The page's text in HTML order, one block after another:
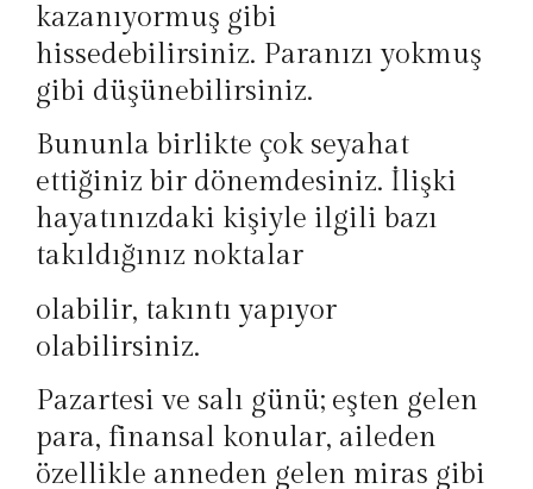
kazanıyormuş gibi
hissedebilirsiniz. Paranızı yokmuş
gibi düşünebilirsiniz.
Bununla birlikte çok seyahat
ettiğiniz bir dönemdesiniz. İlişki
hayatınızdaki kişiyle ilgili bazı
takıldığınız noktalar
olabilir, takıntı yapıyor
olabilirsiniz.
Pazartesi ve salı günü; eşten gelen
para, finansal konular, aileden
özellikle anneden gelen miras gibi